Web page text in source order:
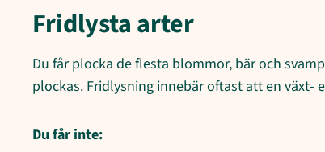
Fridlysta arter
Du får plocka de flesta blommor, bär och
plockas. Fridlysning innebär oftast att en växt-
Du får inte: